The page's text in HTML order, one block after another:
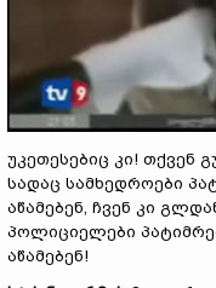
უკეთესებიც კი! თქვენ
სადაც სამხედროები
აწამებენ, ჩვენ კი
პოლიციელები
აწამებენ!